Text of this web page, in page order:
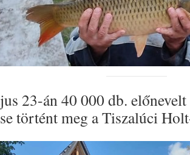
23-án 40 000 db.
történt meg a Tiszalúci